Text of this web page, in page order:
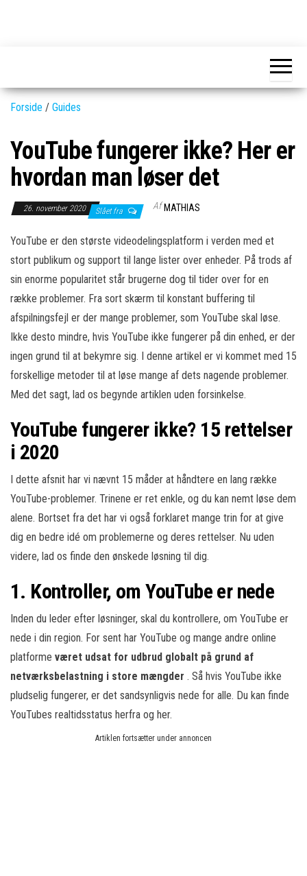
nyeste
Forside / Guides
YouTube fungerer ikke? Her er
hvordan man løser det
26. november 2020 Slået fra Af MATHIAS
YouTube er den største videodelingsplatform i verden med et
stort publikum og support til lange lister over enheder. På trods af
sin enorme popularitet står brugerne dog til tider over for en
række problemer. Fra sort skærm til konstant buffering til
afspilningsfejl er der mange problemer, som YouTube skal løse.
Ikke desto mindre, hvis YouTube ikke fungerer på din enhed, er der
ingen grund til at bekymre sig. I denne artikel er vi kommet med 15
forskellige metoder til at løse mange af dets nagende problemer.
Med det sagt, lad os begynde artiklen uden forsinkelse.
YouTube fungerer ikke? 15 rettelser
i 2020
I dette afsnit har vi nævnt 15 måder at håndtere en lang række
YouTube-problemer. Trinene er ret enkle, og du kan nemt løse dem
alene. Bortset fra det har vi også forklaret mange trin for at give
dig en bedre idé om problemerne og deres rettelser. Nu uden
videre, lad os finde den ønskede løsning til dig.
1. Kontroller, om YouTube er nede
Inden du leder efter løsninger, skal du kontrollere, om YouTube er
nede i din region. For sent har YouTube og mange andre online
platforme været udsat for udbrud globalt på grund af
netværksbelastning i store mængder . Så hvis YouTube ikke
pludselig fungerer, er det sandsynligvis nede for alle. Du kan finde
YouTubes realtidsstatus herfra og her.
Artiklen fortsætter under annoncen